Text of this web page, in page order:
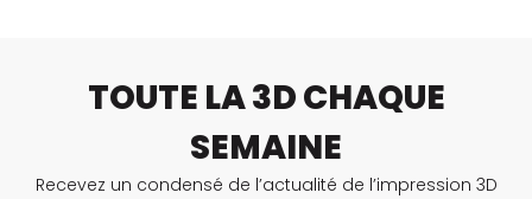
TOUTE LA 3D CHAQUE
SEMAINE
Recevez un condensé de l’actualité de l’impression 3D